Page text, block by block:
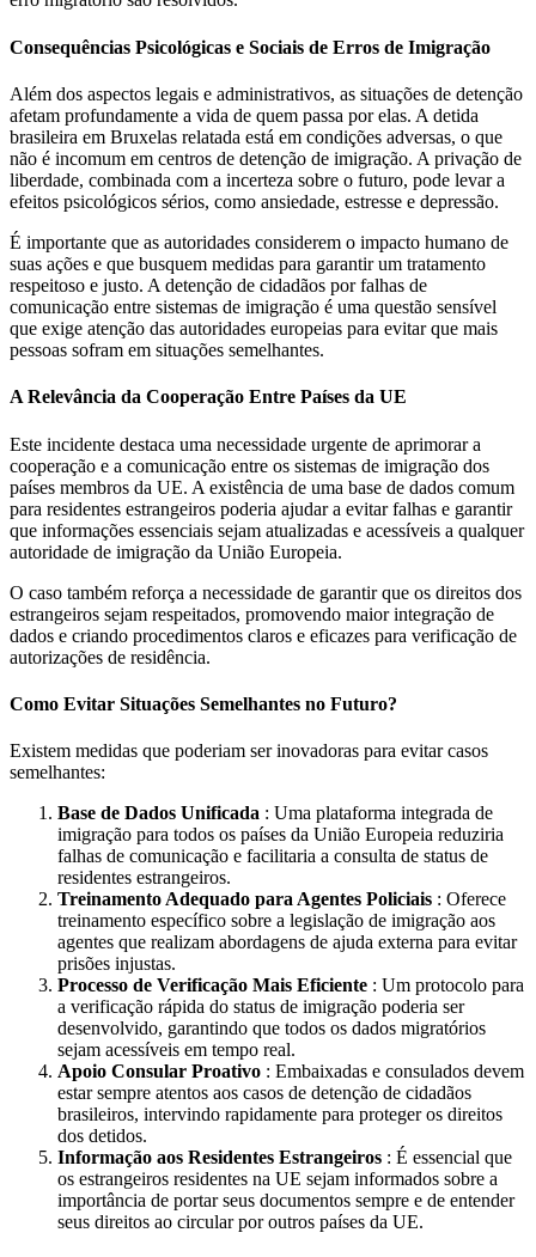
Consequências Psicológicas e Sociais de Erros de Imigração
Além dos aspectos legais e administrativos, as situações de detenção
afetam profundamente a vida de quem passa por elas. A detida
brasileira em Bruxelas relatada está em condições adversas, o que
não é incomum em centros de detenção de imigração. A privação de
liberdade, combinada com a incerteza sobre o futuro, pode levar a
efeitos psicológicos sérios, como ansiedade, estresse e depressão.
É importante que as autoridades considerem o impacto humano de
suas ações e que busquem medidas para garantir um tratamento
respeitoso e justo. A detenção de cidadãos por falhas de
comunicação entre sistemas de imigração é uma questão sensível
que exige atenção das autoridades europeias para evitar que mais
pessoas sofram em situações semelhantes.
A Relevância da Cooperação Entre Países da UE
Este incidente destaca uma necessidade urgente de aprimorar a
cooperação e a comunicação entre os sistemas de imigração dos
países membros da UE. A existência de uma base de dados comum
para residentes estrangeiros poderia ajudar a evitar falhas e garantir
que informações essenciais sejam atualizadas e acessíveis a qualquer
autoridade de imigração da União Europeia.
O caso também reforça a necessidade de garantir que os direitos dos
estrangeiros sejam respeitados, promovendo maior integração de
dados e criando procedimentos claros e eficazes para verificação de
autorizações de residência.
Como Evitar Situações Semelhantes no Futuro?
Existem medidas que poderiam ser inovadoras para evitar casos
semelhantes:
Base de Dados Unificada : Uma plataforma integrada de
imigração para todos os países da União Europeia reduziria
falhas de comunicação e facilitaria a consulta de status de
residentes estrangeiros.
Treinamento Adequado para Agentes Policiais : Oferece
treinamento específico sobre a legislação de imigração aos
agentes que realizam abordagens de ajuda externa para evitar
prisões injustas.
Processo de Verificação Mais Eficiente : Um protocolo para
a verificação rápida do status de imigração poderia ser
desenvolvido, garantindo que todos os dados migratórios
sejam acessíveis em tempo real.
Apoio Consular Proativo : Embaixadas e consulados devem
estar sempre atentos aos casos de detenção de cidadãos
brasileiros, intervindo rapidamente para proteger os direitos
dos detidos.
Informação aos Residentes Estrangeiros : É essencial que
os estrangeiros residentes na UE sejam informados sobre a
importância de portar seus documentos sempre e de entender
seus direitos ao circular por outros países da UE.